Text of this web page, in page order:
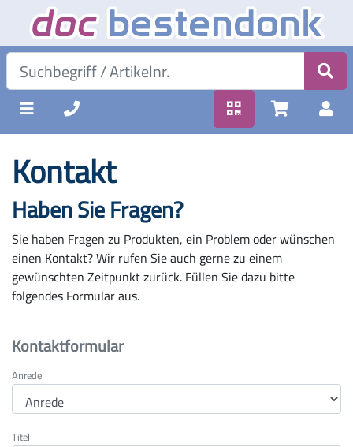
Kontakt
Haben Sie Fragen?
Sie haben Fragen zu Produkten, ein Problem oder wünschen
einen Kontakt? Wir rufen Sie auch gerne zu einem
gewünschten Zeitpunkt zurück. Füllen Sie dazu bitte
folgendes Formular aus.
Kontaktformular
Anrede
Titel